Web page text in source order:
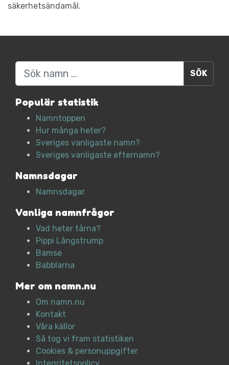
säkerhetsändamål.
Sök
Populär statistik
Namntoppen
Hur många heter?
Sveriges vanligaste namn?
Sveriges vanligaste efternamn?
Namnsdagar
Namnsdagar
Vanliga namnfrågor
Vad heter tårna?
Pippi Långstrump
Bamse
Babblarna
Mer om namn.nu
Om namn.nu
Kontakt
Våra källor
Så tog vi fram statistiken
Cookies & personuppgifter